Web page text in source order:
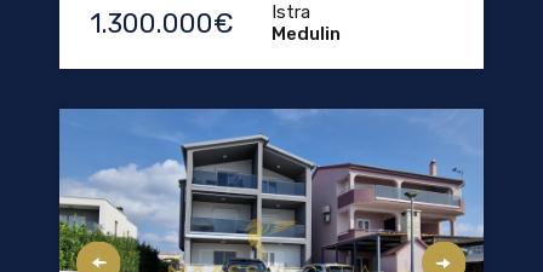
1.300.000€
Istra
Medulin